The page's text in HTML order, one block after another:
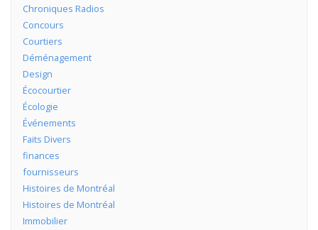
Chroniques Radios
Concours
Courtiers
Déménagement
Design
Écocourtier
Écologie
Événements
Faits Divers
finances
fournisseurs
Histoires de Montréal
Histoires de Montréal
Immobilier